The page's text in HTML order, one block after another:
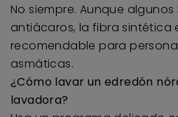
No siempre. Aunque
antiácaros, la fibra sintética
recomendable para
asmáticas.
¿Cómo lavar un edredón
lavadora?